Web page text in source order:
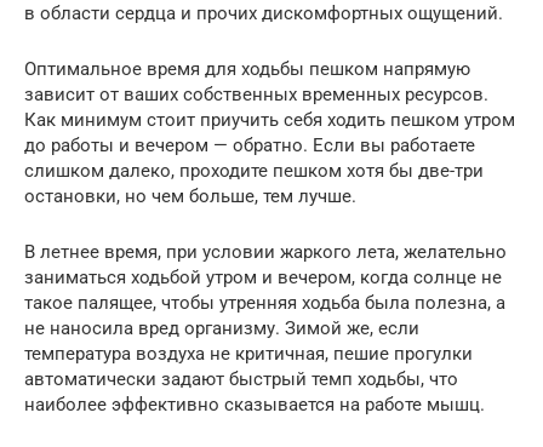
в области сердца и прочих дискомфортных ощущений.
Оптимальное время для ходьбы пешком напрямую
зависит от ваших собственных временных ресурсов.
Как минимум стоит приучить себя ходить пешком утром
до работы и вечером — обратно. Если вы работаете
слишком далеко, проходите пешком хотя бы две-три
остановки, но чем больше, тем лучше.
В летнее время, при условии жаркого лета, желательно
заниматься ходьбой утром и вечером, когда солнце не
такое палящее, чтобы утренняя ходьба была полезна, а
не наносила вред организму. Зимой же, если
температура воздуха не критичная, пешие прогулки
автоматически задают быстрый темп ходьбы, что
наиболее эффективно сказывается на работе мышц.